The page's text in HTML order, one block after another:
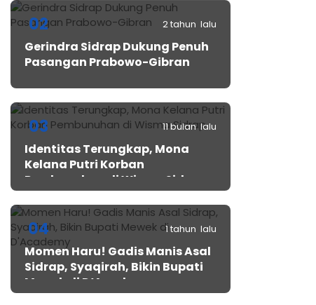
02 2 tahun lalu
Gerindra Sidrap Dukung Penuh
Pasangan Prabowo-Gibran
03 11 bulan lalu
Identitas Terungkap, Mona
Kelana Putri Korban
Pembunuhan di Wisma Sidrap
04 1 tahun lalu
Momen Haru! Gadis Manis Asal
Sidrap, Syaqirah, Bikin Bupati
Mewek di D’Academy​